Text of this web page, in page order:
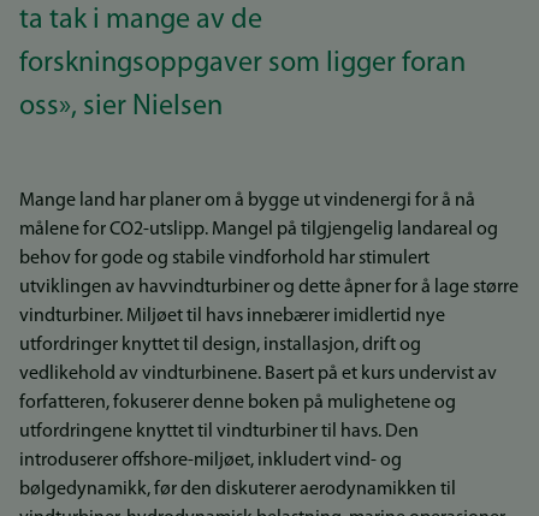
ta tak i mange av de
forskningsoppgaver som ligger foran
oss», sier Nielsen
Mange land har planer om å bygge ut vindenergi for å nå
målene for CO2-utslipp. Mangel på tilgjengelig landareal og
behov for gode og stabile vindforhold har stimulert
utviklingen av havvindturbiner og dette åpner for å lage større
vindturbiner. Miljøet til havs innebærer imidlertid nye
utfordringer knyttet til design, installasjon, drift og
vedlikehold av vindturbinene. Basert på et kurs undervist av
forfatteren, fokuserer denne boken på mulighetene og
utfordringene knyttet til vindturbiner til havs. Den
introduserer offshore-miljøet, inkludert vind- og
bølgedynamikk, før den diskuterer aerodynamikken til